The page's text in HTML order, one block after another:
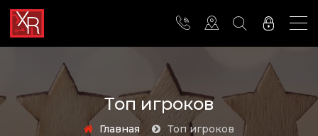
Топ игроков
Главная Топ игроков